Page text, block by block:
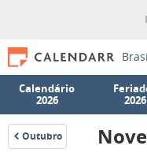
Calendário
2026
2026
Outubro
1948